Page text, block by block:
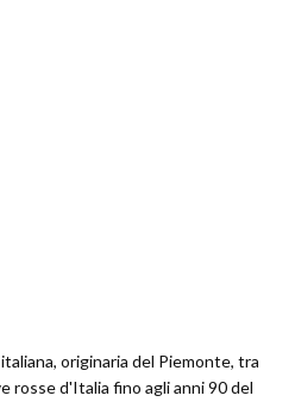
originaria del Piemonte, tra
rosse d'Italia fino agli anni 90 del